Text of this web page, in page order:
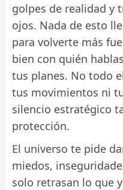
golpes de realidad y
ojos. Nada de esto
para volverte más
bien con quién
tus planes. No todo
tus movimientos ni
silencio estratégico
protección.
El universo te pide
miedos,
solo retrasan lo que